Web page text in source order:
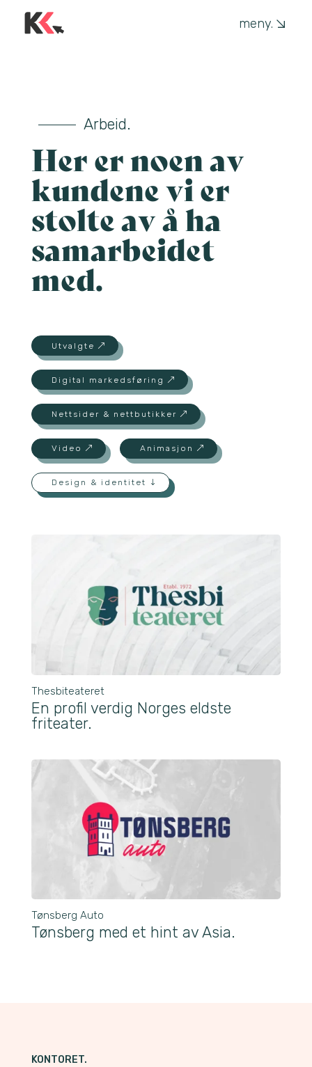
meny.
Arbeid.
Her er noen av
kundene vi er
stolte av å ha
samarbeidet
med.
Utvalgte
Digital markedsføring
Nettsider & nettbutikker
Video Animasjon
Design & identitet
Thesbiteateret
En profil verdig Norges eldste
friteater.
Tønsberg Auto
Tønsberg med et hint av Asia.
KONTORET.